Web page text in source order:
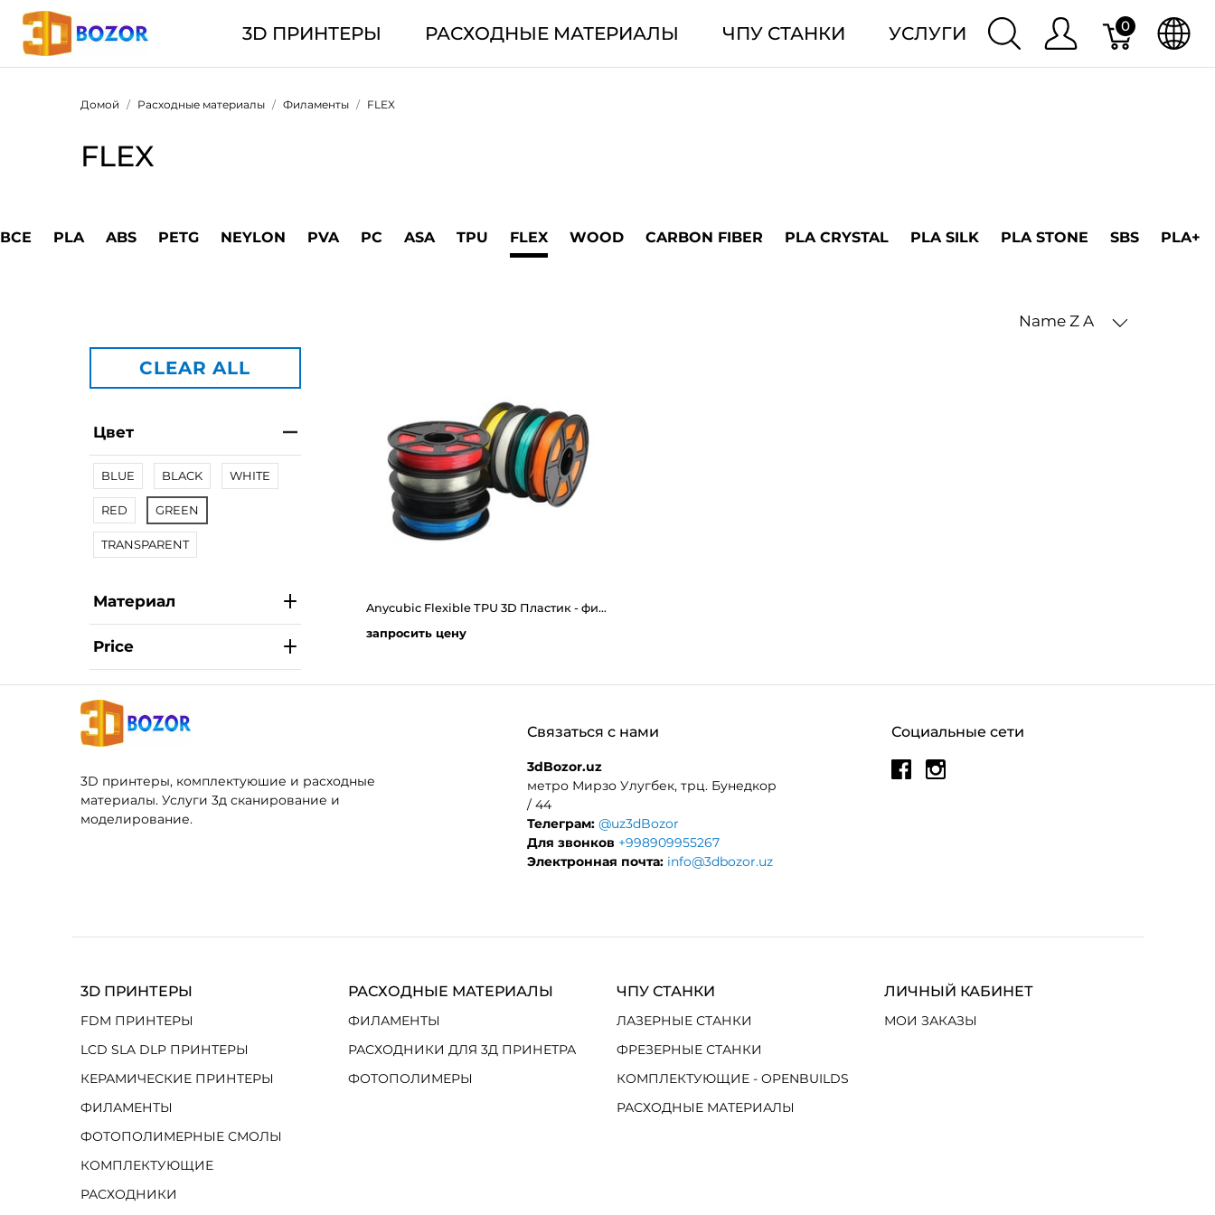
3D ПРИНТЕРЫ РАСХОДНЫЕ МАТЕРИАЛЫ ЧПУ СТАНКИ УСЛУГИ 0
Домой Расходные материалы Филаменты FLEX
FLEX
ВСЕ PLA ABS PETG NEYLON PVA PC ASA TPU FLEX WOOD CARBON FIBER PLA CRYSTAL PLA SILK PLA STONE SBS PLA+
Name Z A
CLEAR ALL
Цвет
BLUE BLACK WHITE
RED GREEN
TRANSPARENT
Материал
Price
Anycubic Flexible TPU 3D Пластик - филамент 0.5 kg
запросить цену
3D принтеры, комплектуюшие и расходные
материалы. Услуги 3д сканирование и
моделирование.
Социальные сети
Связаться с нами
3dBozor.uz
метро Мирзо Улугбек, трц. Бунедкор
/ 44
Телеграм: @uz3dBozor
Для звонков +998909955267
Электронная почта: info@3dbozor.uz
3D ПРИНТЕРЫ
FDM ПРИНТЕРЫ
LCD SLA DLP ПРИНТЕРЫ
КЕРАМИЧЕСКИЕ ПРИНТЕРЫ
ФИЛАМЕНТЫ
ФОТОПОЛИМЕРНЫЕ СМОЛЫ
КОМПЛЕКТУЮЩИЕ
РАСХОДНИКИ
РАСХОДНЫЕ МАТЕРИАЛЫ
ФИЛАМЕНТЫ
РАСХОДНИКИ ДЛЯ 3Д ПРИНЕТРА
ФОТОПОЛИМЕРЫ
ЧПУ СТАНКИ
ЛАЗЕРНЫЕ СТАНКИ
ФРЕЗЕРНЫЕ СТАНКИ
КОМПЛЕКТУЮЩИЕ - OPENBUILDS
РАСХОДНЫЕ МАТЕРИАЛЫ
ЛИЧНЫЙ КАБИНЕТ
МОИ ЗАКАЗЫ